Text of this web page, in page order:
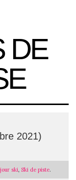
2021)
ski, Ski de piste.